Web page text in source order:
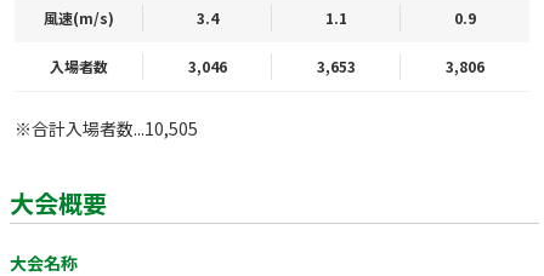
風速(m/s) 3.4 1.1 0.9
入場者数 3,046 3,653 3,806
※合計入場者数...10,505
大会概要
大会名称